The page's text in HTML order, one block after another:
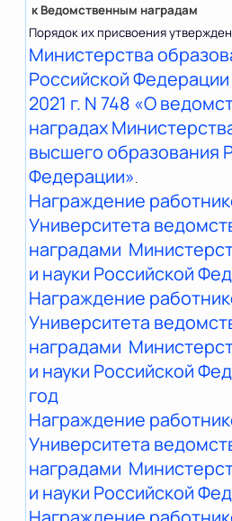
к Ведомственным наградам
Порядок их присвоения утвержден
Министерства
Российской Федерации
2021 г. N 748 «О
наградах
высшего образования
Федерации».
Награждение
Университета
наградами
и науки Российской
Награждение
Университета
наградами
и науки Российской
год
Награждение
Университета
наградами
и науки Российской